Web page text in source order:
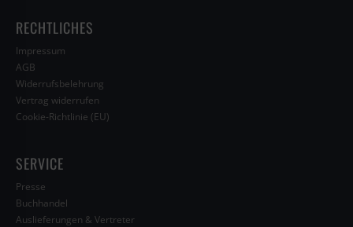
RECHTLICHES
Impressum
AGB
Widerrufsbelehrung
Vertrag widerrufen
Cookie-Richtlinie (EU)
SERVICE
Presse
Buchhandel
Auslieferungen & Vertreter